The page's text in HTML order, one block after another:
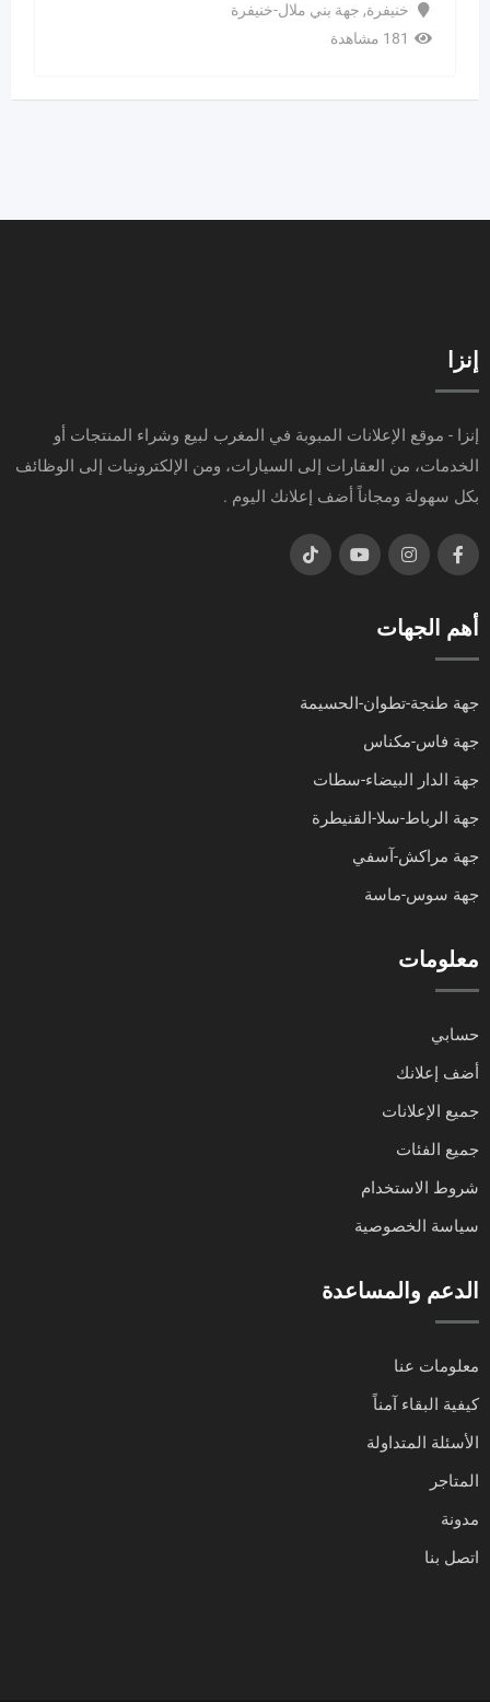
خنيفرة, جهة بني ملال-خنيفرة
181 مشاهدة
إنزا
إنزا - موقع الإعلانات المبوبة في المغرب لبيع وشراء المنتجات أو
الخدمات، من العقارات إلى السيارات، ومن الإلكترونيات إلى الوظائف
بكل سهولة ومجاناً أضف إعلانك اليوم .
أهم الجهات
جهة طنجة-تطوان-الحسيمة
جهة فاس-مكناس
جهة الدار البيضاء-سطات
جهة الرباط-سلا-القنيطرة
جهة مراكش-آسفي
جهة سوس-ماسة
معلومات
حسابي
أضف إعلانك
جميع الإعلانات
جميع الفئات
شروط الاستخدام
سياسة الخصوصية
الدعم والمساعدة
معلومات عنا
كيفية البقاء آمناً
الأسئلة المتداولة
المتاجر
مدونة
اتصل بنا